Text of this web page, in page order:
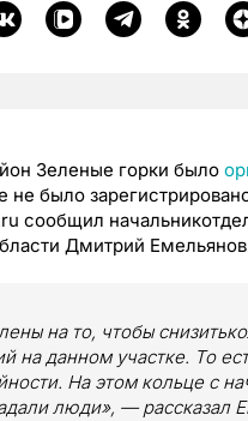
Зеленые горки было
не было
сообщил
Дмитрий
на то, чтобы
на данном участке. То
На этом кольце с
люди», — рассказал